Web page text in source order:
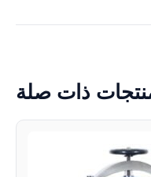
ذات صلة